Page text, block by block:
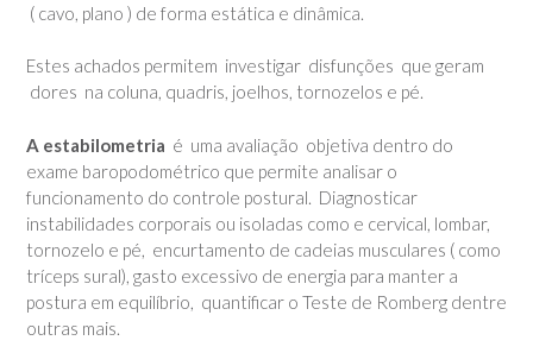
( cavo, plano ) de forma estática e dinâmica.
Estes achados permitem investigar disfunções que geram
dores na coluna, quadris, joelhos, tornozelos e pé.
A estabilometria é uma avaliação objetiva dentro do
exame baropodométrico que permite analisar o
funcionamento do controle postural. Diagnosticar
instabilidades corporais ou isoladas como e cervical, lombar,
tornozelo e pé, encurtamento de cadeias musculares ( como
tríceps sural), gasto excessivo de energia para manter a
postura em equilíbrio, quantificar o Teste de Romberg dentre
outras mais.